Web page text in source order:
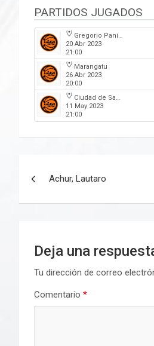
PARTIDOS JUGADOS
Gregorio Panizza
20 Abr 2023
21:00
Marangatu
26 Abr 2023
20:00
Ciudad de San Jose
11 May 2023
21:00
Achur, Lautaro
Deja una
Tu dirección de correo
Comentario *